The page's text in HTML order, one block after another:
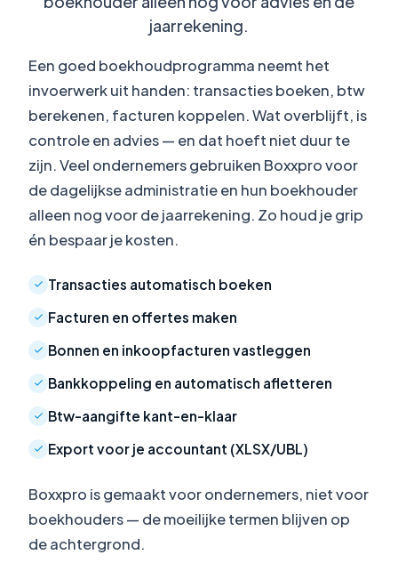
jaarrekening.
Een goed boekhoudprogramma neemt het
invoerwerk uit handen: transacties boeken, btw
berekenen, facturen koppelen. Wat overblijft, is
controle en advies — en dat hoeft niet duur te
zijn. Veel ondernemers gebruiken Boxxpro voor
de dagelijkse administratie en hun boekhouder
alleen nog voor de jaarrekening. Zo houd je grip
én bespaar je kosten.
Transacties automatisch boeken
Facturen en offertes maken
Bonnen en inkoopfacturen vastleggen
Bankkoppeling en automatisch afletteren
Btw-aangifte kant-en-klaar
Export voor je accountant (XLSX/UBL)
Boxxpro is gemaakt voor ondernemers, niet voor
boekhouders — de moeilijke termen blijven op
de achtergrond.